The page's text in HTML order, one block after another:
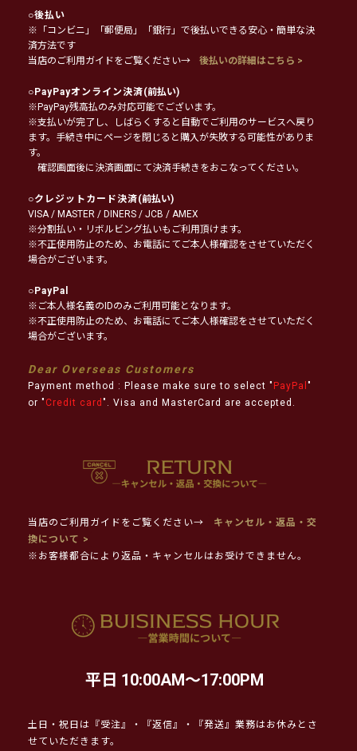
○後払い
※「コンビニ」「郵便局」「銀行」で後払いできる安心・簡単な決
済方法です
当店のご利用ガイドをご覧ください→
後払いの詳細はこちら >
○PayPayオンライン決済(前払い)
※PayPay残高払のみ対応可能でございます。
※支払いが完了し、しばらくすると自動でご利用のサービスへ戻り
ます。手続き中にページを閉じると購入が失敗する可能性がありま
す。
確認画面後に決済画面にて決済手続きをおこなってください。
○クレジットカード決済(前払い)
VISA / MASTER / DINERS / JCB / AMEX
※分割払い・リボルビング払いもご利用頂けます。
※不正使用防止のため、お電話にてご本人様確認をさせていただく
場合がございます。
○PayPal
※ご本人様名義のIDのみご利用可能となります。
※不正使用防止のため、お電話にてご本人様確認をさせていただく
場合がございます。
Dear Overseas Customers
Payment method : Please make sure to select " PayPal "
or " Credit card ". Visa and MasterCard are accepted.
当店のご利用ガイドをご覧ください→
キャンセル・返品・交
換について >
※お客様都合により返品・キャンセルはお受けできません。
平日 10:00AM～17:00PM
土日・祝日は『受注』・『返信』・『発送』業務はお休みとさ
せていただきます。